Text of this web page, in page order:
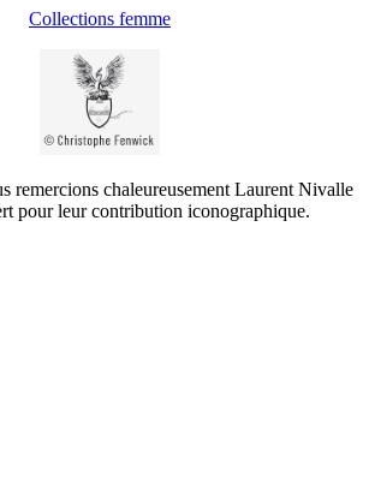
Collections femme
remercions chaleureusement Laurent Nivalle
pour leur contribution iconographique.